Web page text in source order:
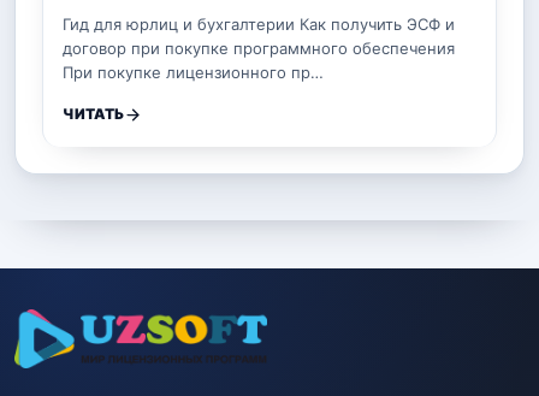
Гид для юрлиц и бухгалтерии Как получить ЭСФ и
договор при покупке программного обеспечения
При покупке лицензионного пр…
ЧИТАТЬ